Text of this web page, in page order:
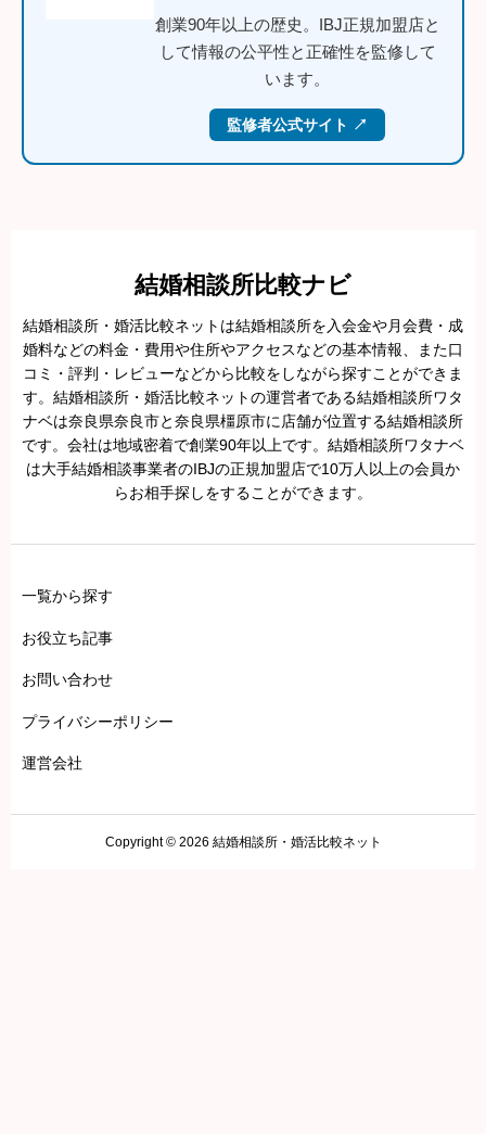
創業90年以上の歴史。IBJ正規加盟店と
して情報の公平性と正確性を監修して
います。
監修者公式サイト ↗
結婚相談所比較ナビ
結婚相談所・婚活比較ネットは結婚相談所を入会金や月会費・成
婚料などの料金・費用や住所やアクセスなどの基本情報、また口
コミ・評判・レビューなどから比較をしながら探すことができま
す。結婚相談所・婚活比較ネットの運営者である結婚相談所ワタ
ナベは奈良県奈良市と奈良県橿原市に店舗が位置する結婚相談所
です。会社は地域密着で創業90年以上です。結婚相談所ワタナベ
は大手結婚相談事業者のIBJの正規加盟店で10万人以上の会員か
らお相手探しをすることができます。
一覧から探す
お役立ち記事
お問い合わせ
プライバシーポリシー
運営会社
Copyright © 2026 結婚相談所・婚活比較ネット